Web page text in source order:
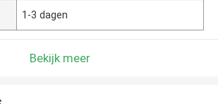
1-3 dagen
Bekijk meer